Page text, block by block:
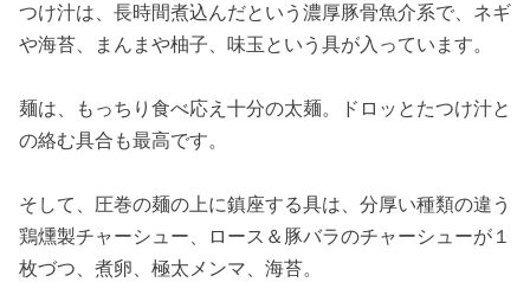
つけ汁は、長時間煮込んだという濃厚豚骨魚介系で、ネギ
や海苔、まんまや柚子、味玉という具が入っています。
麺は、もっちり食べ応え十分の太麺。ドロッとたつけ汁と
の絡む具合も最高です。
そして、圧巻の麺の上に鎮座する具は、分厚い種類の違う
鶏燻製チャーシュー、ロース＆豚バラのチャーシューが１
枚づつ、煮卵、極太メンマ、海苔。